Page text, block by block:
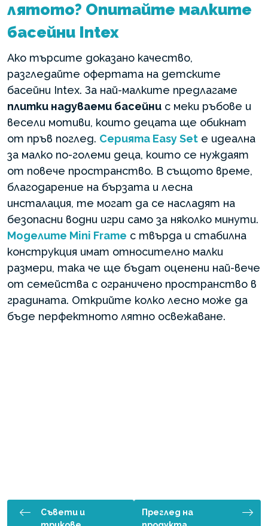
лятото? Опитайте малките
басейни Intex
Ако търсите доказано качество,
разгледайте офертата на детските
басейни Intex. За най-малките предлагаме
плитки надуваеми басейни с меки ръбове и
весели мотиви, които децата ще обикнат
от пръв поглед. Серията Easy Set е идеална
за малко по-големи деца, които се нуждаят
от повече пространство. В същото време,
благодарение на бързата и лесна
инсталация, те могат да се насладят на
безопасни водни игри само за няколко минути.
Моделите Mini Frame с твърда и стабилна
конструкция имат относително малки
размери, така че ще бъдат оценени най-вече
от семейства с ограничено пространство в
градината. Открийте колко лесно може да
бъде перфектното лятно освежаване.
Съвети и
Преглед на